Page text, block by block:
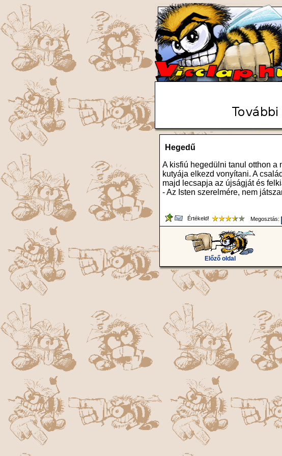
Hegedű
A kisfiú hegedülni tanul otthon a
kutyája elkezd vonyítani. A
majd lecsapja az újságját és
- Az Isten szerelmére, nem
Értékeld! Megosztás:
Előző oldal